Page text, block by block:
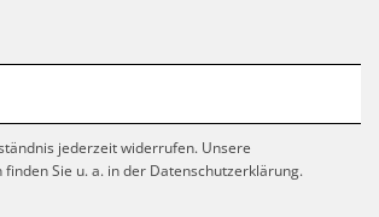
jederzeit widerrufen. Unsere
Sie u. a. in der Datenschutzerklärung.